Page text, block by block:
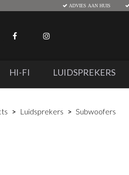
ADVIES AAN HUIS
HI-FI LUIDSPREKERS
Luidsprekers Subwoofers